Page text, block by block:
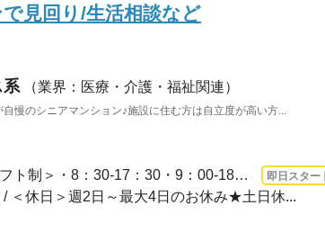
見回り/生活相談など
系 （業界：医療・介護・福祉関連）
慢のシニアマンション♪施設に住む方は自立度が高い方...
1ヵ月～3ヵ月 即日〜 / ＜週3～選べるシフト制＞・8：30-17：30・9：00-18：00・17：0... 即日スター
＜休日＞週2日～最大4日のお休み★土日休...